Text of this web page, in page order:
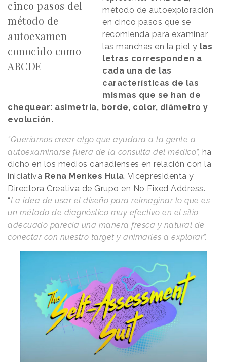
cinco pasos del
método de
autoexamen
conocido como
ABCDE
método de autoexploración
en cinco pasos que se
recomienda para examinar
las manchas en la piel y las
letras corresponden a
cada una de las
características de las
mismas que se han de
chequear: asimetría, borde, color, diámetro y
evolución.
“Queríamos crear algo que ayudara a la gente a
autoexaminarse fuera de la consulta del médico”, ha
dicho en los medios canadienses en relación con la
iniciativa Rena Menkes Hula, Vicepresidenta y
Directora Creativa de Grupo en No Fixed Address.
“La idea de usar el diseño para reimaginar lo que es
un método de diagnóstico muy efectivo en el sitio
adecuado parecía una manera fresca y natural de
conectar con nuestro target y animarles a explorar”.